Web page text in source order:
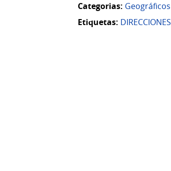
Categorias: Geográficos
Etiquetas: DIRECCIONES